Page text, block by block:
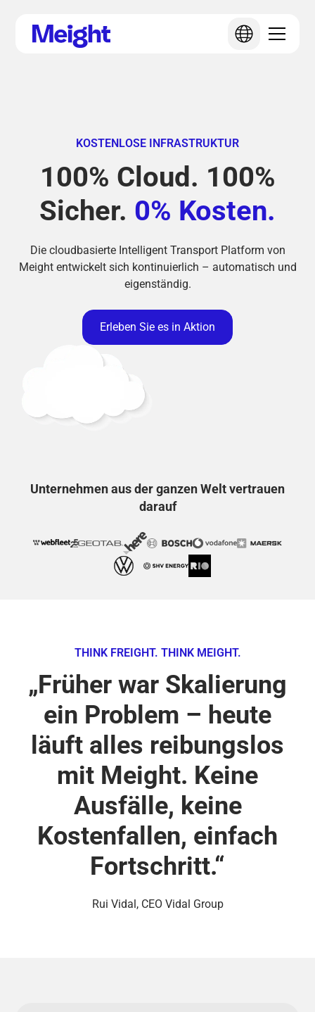
KOSTENLOSE INFRASTRUKTUR
100% Cloud. 100%
Sicher. 0% Kosten.
Die cloudbasierte Intelligent Transport Platform von
Meight entwickelt sich kontinuierlich – automatisch und
eigenständig.
Erleben Sie es in Aktion
Unternehmen aus der ganzen Welt vertrauen
darauf
THINK FREIGHT. THINK MEIGHT.
„Früher war Skalierung
ein Problem – heute
läuft alles reibungslos
mit Meight. Keine
Ausfälle, keine
Kostenfallen, einfach
Fortschritt.“
Rui Vidal, CEO Vidal Group